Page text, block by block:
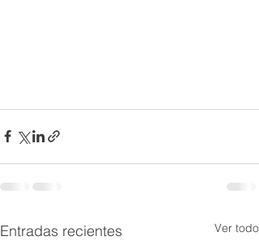
Entradas recientes Ver todo